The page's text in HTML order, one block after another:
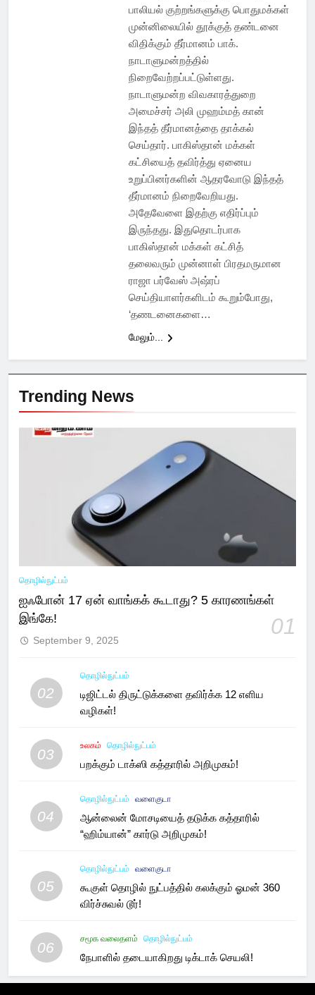
பாலியல் குற்றங்களுக்கு பொதுமக்கள்
முன்னிலையில் தூக்குத் தண்டனை
விதிக்கும் தீர்மானம் பாக்.
நாடாளுமன்றத்தில்
நிறைவேற்றப்பட்டுள்ளது.
நாடாளுமன்ற விவகாரத்துறை
அமைச்சர் அலி முஹம்மத் கான்
இந்தத் தீர்மானத்தை தாக்கல்
செய்தார். பாகிஸ்தான் மக்கள்
கட்சியைத் தவிர்த்து ஏனைய
உறுப்பினர்களின் ஆதரவோடு இந்தத்
தீர்மானம் நிறைவேறியது.
அதேவேளை இதற்கு எதிர்ப்பும்
இருந்தது. இதுதொடர்பாக
பாகிஸ்தான் மக்கள் கட்சித்
தலைவரும் முன்னாள் பிரதமருமான
ராஜா பர்வேஸ் அஷ்ரப்
செய்தியாளர்களிடம் கூறும்போது,
‘தணடனைகளை…
மேலும்...
Trending News
தொழில்நுட்பம்
ஐஃபோன் 17 ஏன் வாங்கக் கூடாது? 5 காரணங்கள்
இங்கே!
01
September 9, 2025
02
தொழில்நுட்பம்
டிஜிட்டல் திருட்டுக்களை தவிர்க்க 12 எளிய
வழிகள்!
03
உலகம் தொழில்நுட்பம்
பறக்கும் டாக்ஸி கத்தாரில் அறிமுகம்!
04
தொழில்நுட்பம் வளைகுடா
ஆன்லைன் மோசடியைத் தடுக்க கத்தாரில்
“ஹிம்யான்” கார்டு அறிமுகம்!
05
தொழில்நுட்பம் வளைகுடா
கூகுள் தொழில் நுட்பத்தில் கலக்கும் ஓமன் 360
விர்ச்சுவல் டூர்!
06
சமூக வலைதளம் தொழில்நுட்பம்
நேபாளில் தடையாகிறது டிக்டாக் செயலி!